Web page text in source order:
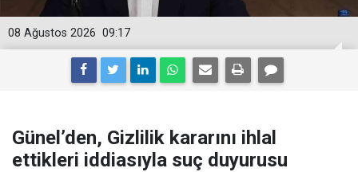
09:17
08 Ağustos 2026
Günel’den, Gizlilik kararını ihlal
ettikleri iddiasıyla suç duyurusu